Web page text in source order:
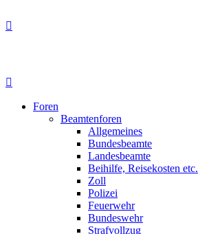
Foren
Beamtenforen
Allgemeines
Bundesbeamte
Landesbeamte
Beihilfe, Reisekosten etc.
Zoll
Polizei
Feuerwehr
Bundeswehr
Strafvollzug